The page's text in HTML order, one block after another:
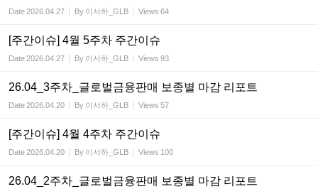
Date2026.04.27 By 이서하_GLB Views 64
[주간이슈] 4월 5주차 주간이슈
Date2026.04.27 By 이서하_GLB Views 93
26.04_3주차_글로벌금융판매 보종별 마감 리포트
Date2026.04.20 By 이서하_GLB Views 57
[주간이슈] 4월 4주차 주간이슈
Date2026.04.20 By 이서하_GLB Views 100
26.04_2주차_글로벌금융판매 보종별 마감 리포트